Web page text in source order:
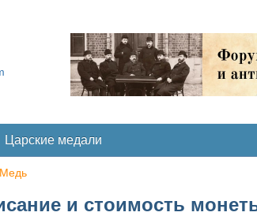
Царские медали
Медь
и стоимость